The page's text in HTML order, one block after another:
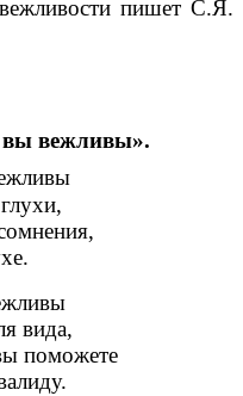
пишет С.Я.
вежливы».
вида,
поможете